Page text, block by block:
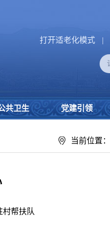
打开适老化模式 |
共卫生 党建引领
当前位置：
村帮扶队